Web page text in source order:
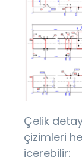
Çelik
çizimleri
içerebilir: